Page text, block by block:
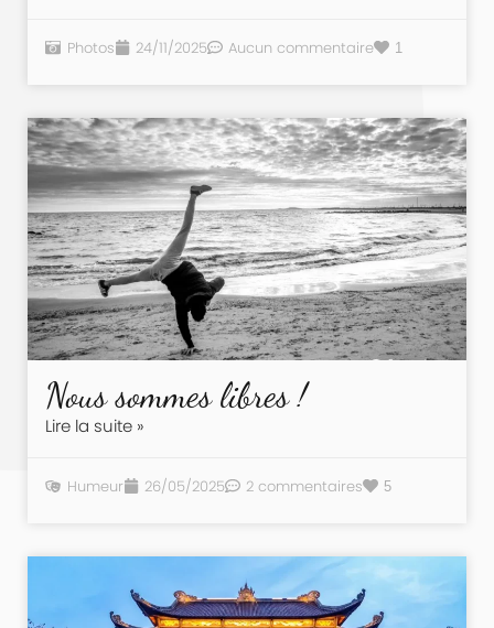
Photos 24/11/2025 Aucun commentaire 1
Nous sommes libres !
Lire la suite »
Humeur 26/05/2025 2 commentaires 5